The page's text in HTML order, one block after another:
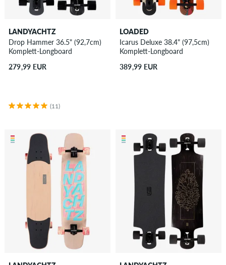
LANDYACHTZ
Drop Hammer 36.5" (92,7cm)
Komplett-Longboard
279,99 EUR
(11)
LOADED
Icarus Deluxe 38.4" (97,5cm)
Komplett-Longboard
389,99 EUR